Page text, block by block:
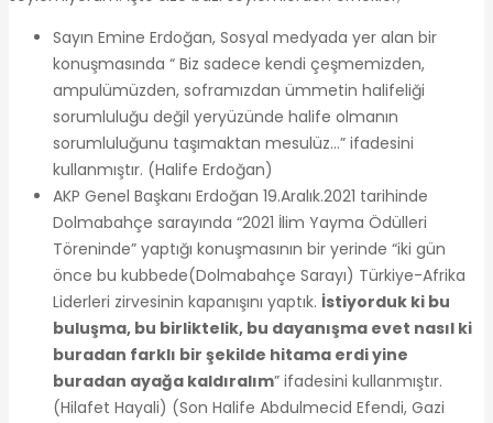
Sayın Emine Erdoğan, Sosyal medyada yer alan bir
konuşmasında “ Biz sadece kendi çeşmemizden,
ampulümüzden, soframızdan ümmetin halifeliği
sorumluluğu değil yeryüzünde halife olmanın
sorumluluğunu taşımaktan mesulüz…” ifadesini
kullanmıştır. (Halife Erdoğan)
AKP Genel Başkanı Erdoğan 19.Aralık.2021 tarihinde
Dolmabahçe sarayında “2021 İlim Yayma Ödülleri
Töreninde” yaptığı konuşmasının bir yerinde “iki gün
önce bu kubbede(Dolmabahçe Sarayı) Türkiye-Afrika
Liderleri zirvesinin kapanışını yaptık. İstiyorduk ki bu
buluşma, bu birliktelik, bu dayanışma evet nasıl ki
buradan farklı bir şekilde hitama erdi yine
buradan ayağa kaldıralım” ifadesini kullanmıştır.
(Hilafet Hayali) (Son Halife Abdulmecid Efendi, Gazi